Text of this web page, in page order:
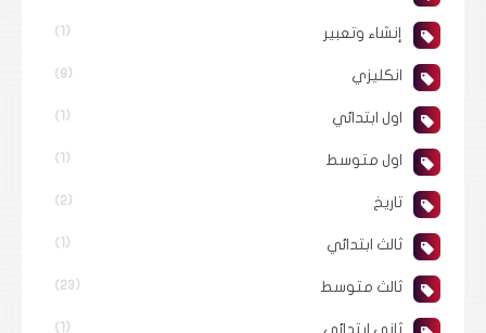
إنشاء وتعبير (1)
انكليزي (9)
اول ابتدائي (1)
اول متوسط (1)
تاريخ (2)
ثالث ابتدائي (1)
ثالث متوسط (23)
ثاني ابتدائي (1)